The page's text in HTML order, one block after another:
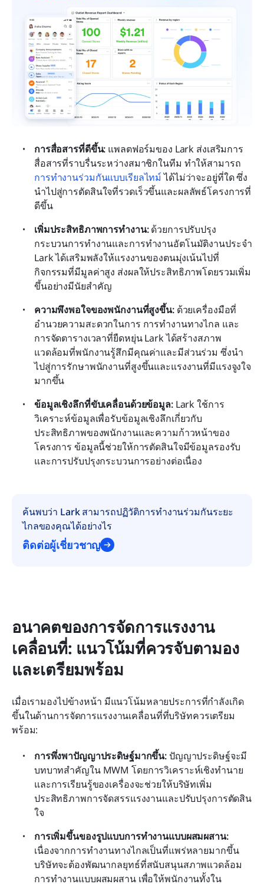
การสื่อสารที่ดีขึ้น: แพลตฟอร์มของ Lark ส่งเสริมการ
การทำงานร่วมกันแบบเรียลไทม์ ได้ไม่ว่าจะอยู่ที่ใด ซึ่ง
นำไปสู่การตัดสินใจที่รวดเร็วขึ้นและผลลัพธ์โครงการที่
ดีขึ้น
เพิ่มประสิทธิภาพการทำงาน: ด้วยการปรับปรุง
กระบวนการทำงานและการทำงานอัตโนมัติงานประจำ
Lark ได้เสริมพลังให้แรงงานของตนมุ่งเน้นไปที่
กิจกรรมที่มีมูลค่าสูง ส่งผลให้ประสิทธิภาพโดยรวมเพิ่ม
ขึ้นอย่างมีนัยสำคัญ
ความพึงพอใจของพนักงานที่สูงขึ้น: ด้วยเครื่องมือที่
อำนวยความสะดวกในการ การทำงานทางไกล และ
การจัดตารางเวลาที่ยืดหยุ่น Lark ได้สร้างสภาพ
แวดล้อมที่พนักงานรู้สึกมีคุณค่าและมีส่วนร่วม ซึ่งนำ
ไปสู่การรักษาพนักงานที่สูงขึ้นและแรงงานที่มีแรงจูงใจ
มากขึ้น
ข้อมูลเชิงลึกที่ขับเคลื่อนด้วยข้อมูล: Lark ใช้การ
วิเคราะห์ข้อมูลเพื่อรับข้อมูลเชิงลึกเกี่ยวกับ
ประสิทธิภาพของพนักงานและความก้าวหน้าของ
โครงการ ข้อมูลนี้ช่วยให้การตัดสินใจมีข้อมูลรองรับ
และการปรับปรุงกระบวนการอย่างต่อเนื่อง
ค้นพบว่า Lark สามารถปฏิวัติการทำงานร่วมกันระยะ
ไกลของคุณได้อย่างไร
ติดต่อผู้เชี่ยวชาญ
อนาคตของการจัดการแรงงาน
เคลื่อนที่: แนวโน้มที่ควรจับตามอง
และเตรียมพร้อม
เมื่อเรามองไปข้างหน้า มีแนวโน้มหลายประการที่กำลังเกิด
ขึ้นในด้านการจัดการแรงงานเคลื่อนที่ที่บริษัทควรเตรียม
พร้อม:
การพึ่งพาปัญญาประดิษฐ์มากขึ้น: ปัญญาประดิษฐ์จะมี
บทบาทสำคัญใน MWM โดยการวิเคราะห์เชิงทำนาย
และการเรียนรู้ของเครื่องจะช่วยให้บริษัทเพิ่ม
ประสิทธิภาพการจัดสรรแรงงานและปรับปรุงการตัดสิน
ใจ
การเพิ่มขึ้นของรูปแบบการทำงานแบบผสมผสาน:
เนื่องจากการทำงานทางไกลเป็นที่แพร่หลายมากขึ้น
บริษัทจะต้องพัฒนากลยุทธ์ที่สนับสนุนสภาพแวดล้อม
การทำงานแบบผสมผสาน เพื่อให้พนักงานทั้งใน